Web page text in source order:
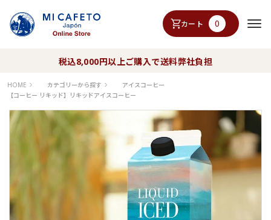
カート 0
税込8,000円以上ご購入で送料弊社負担
HOME カテゴリーから探す
アイスコーヒー
【コーヒー リキッド】リキッドアイスコーヒー